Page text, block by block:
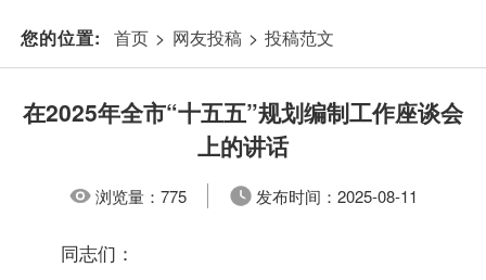
您的位置: 首页 > 网友投稿 > 投稿范文
在2025年全市“十五五”规划编制工作座谈会
上的讲话
浏览量：775 发布时间： 2025-08-11
同志们：